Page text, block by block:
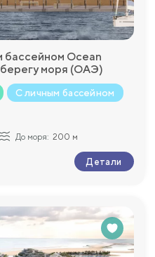
бассейном Ocean
моря (ОАЭ)
С личным бассейном
До моря: 200 м
Детали